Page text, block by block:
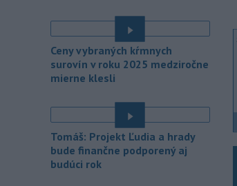
spolu 1827 pristátí osobných
kajutových a výletných plavidiel.
17:28
Republikánmi ovládaný výbor
amerického Senátu vo
štvrtok
označil lekára Anthonyho Fauciho za
osobu brániacu vyšetrovacím
právomociam Kongresu.
17:14 - Jemenskí povstalci húsíovia
vo štvrtok pri raketových a
dronovýchútokoch zabili najmenej 38
Ceny vybraných kŕmnych
surovín v roku 2025 medziročne
mierne klesli
Tomáš: Projekt Ľudia a hrady
bude finančne podporený aj
budúci rok